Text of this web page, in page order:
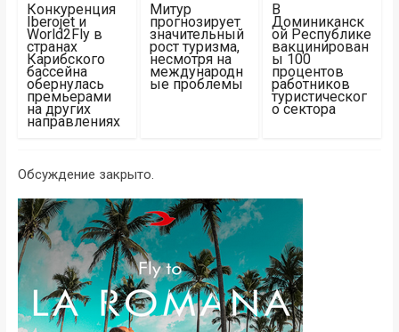
Конкуренция
Iberojet и
World2Fly в
странах
Карибского
бассейна
обернулась
премьерами
на других
направлениях
Митур
прогнозирует
значительный
рост туризма,
несмотря на
международн
ые проблемы
В
Доминиканск
ой Республике
вакцинирован
ы 100
процентов
работников
туристическог
о сектора
Обсуждение закрыто.